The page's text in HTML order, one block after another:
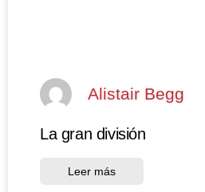
Alistair Begg
La gran división
Leer más